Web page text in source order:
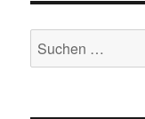
Suchen
nach: